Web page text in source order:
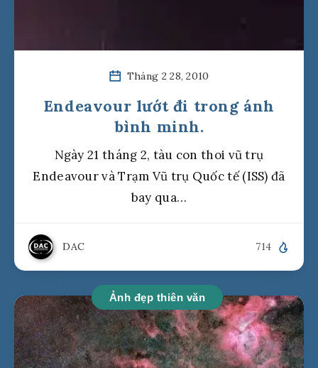
Tháng 2 28, 2010
Endeavour lướt đi trong ánh
bình minh.
Ngày 21 tháng 2, tàu con thoi vũ trụ
Endeavour và Trạm Vũ trụ Quốc tế (ISS) đã
bay qua…
DAC 714
Ảnh đẹp thiên văn